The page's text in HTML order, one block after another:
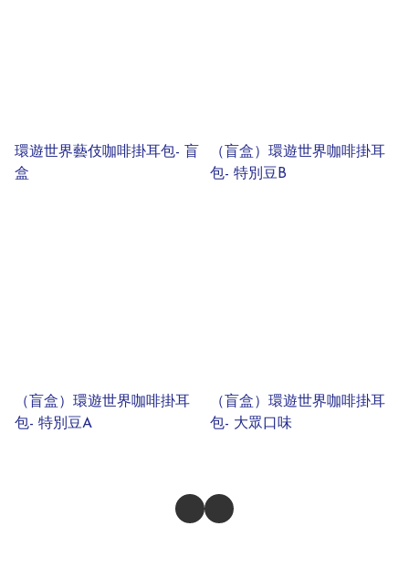
環遊世界藝伎咖啡掛耳包- 盲
盒
（盲盒）環遊世界咖啡掛耳
包- 特別豆B
（盲盒）環遊世界咖啡掛耳
包- 特別豆A
（盲盒）環遊世界咖啡掛耳
包- 大眾口味